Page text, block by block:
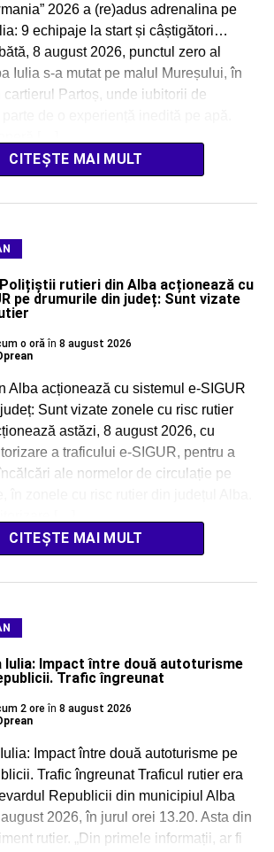
2026 a (re)adus adrenalina pe
9 echipaje la start și câștigători…
8 august 2026, punctul zero al
Iulia s-a mutat pe malul Mureșului, în
Partoș, unde iubitorii de
CITEȘTE MAI MULT
rutieri din Alba acționează cu
pe drumurile din județ: Sunt vizate
o oră în 8 august 2026
Alba acționează cu sistemul e-SIGUR
Sunt vizate zonele cu risc rutier
astăzi, 8 august 2026, cu
a traficului e-SIGUR, pentru a
ale normelor de circulație pe
CITEȘTE MAI MULT
Iulia: Impact între două autoturisme
Trafic îngreunat
2 ore în 8 august 2026
Impact între două autoturisme pe
Trafic îngreunat Traficul rutier era
Republicii din municipiul Alba
2026, în jurul orei 13.20. Asta din
rutier. „Din primele informații, ar fi